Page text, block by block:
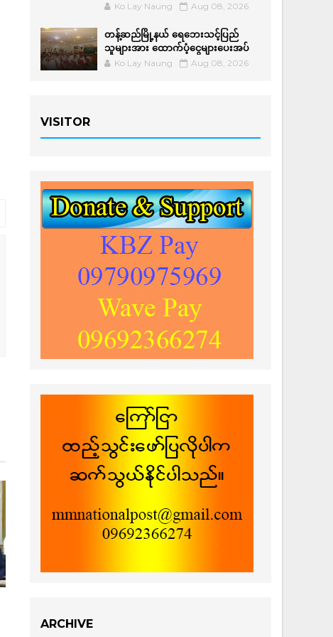
Ko Lay Naung Aug 08, 2026
တန့်ဆည်မြို့နယ် ရေဘေးသင့်ပြည်
သူများအား ထောက်ပံ့ငွေများပေးအပ်
Ko Lay Naung Aug 08, 2026
VISITOR
ARCHIVE